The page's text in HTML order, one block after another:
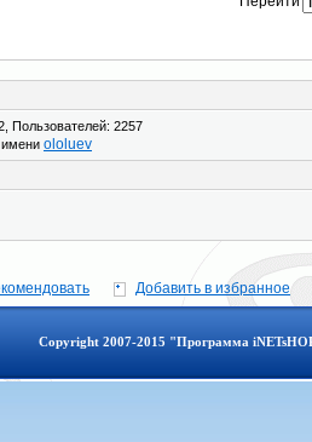
Пользователей: 2257
имени ololuev
Добавить в избранное
Copyright 2007-2015 "Программа